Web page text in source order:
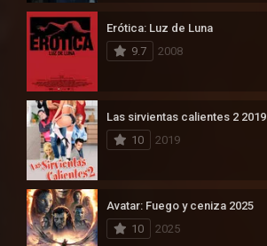
Erótica: Luz de Luna
9.7
2008
Las sirvientas calientes 2 2019
10
2019
Avatar: Fuego y ceniza 2025
10
2025